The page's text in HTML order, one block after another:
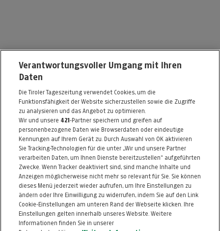
Insider Sportshop-Mader Sports
Vorderlanersbach 83
6293 Tux
Telefon: 05287 / 86109
E-Mail: nicola@insider-sportshop.com
Alle Artikel des Händlers
Informationen zum Kaufvertrag
ZURÜCK NACH
OBEN
FAQ HILFE IMPRESSUM
Verantwortungsvoller Umgang mit Ihren
Daten
Die Tiroler Tageszeitung verwendet Cookies, um die
Funktionsfähigkeit der Website sicherzustellen sowie die Zugriffe
zu analysieren und das Angebot zu optimieren.
Wir und unsere 421-Partner speichern und greifen auf
personenbezogene Daten wie Browserdaten oder eindeutige
Kennungen auf Ihrem Gerät zu. Durch Auswahl von OK aktivieren
Sie Tracking-Technologien für die unter „Wir und unsere Partner
verarbeiten Daten, um Ihnen Dienste bereitzustellen“ aufgeführten
Zwecke. Wenn Tracker deaktiviert sind, sind manche Inhalte und
Anzeigen möglicherweise nicht mehr so relevant für Sie. Sie können
dieses Menü jederzeit wieder aufrufen, um Ihre Einstellungen zu
ändern oder Ihre Einwilligung zu widerrufen, indem Sie auf den Link
Cookie-Einstellungen am unteren Rand der Webseite klicken. Ihre
Einstellungen gelten innerhalb unseres Website. Weitere
Informationen finden Sie in unserer